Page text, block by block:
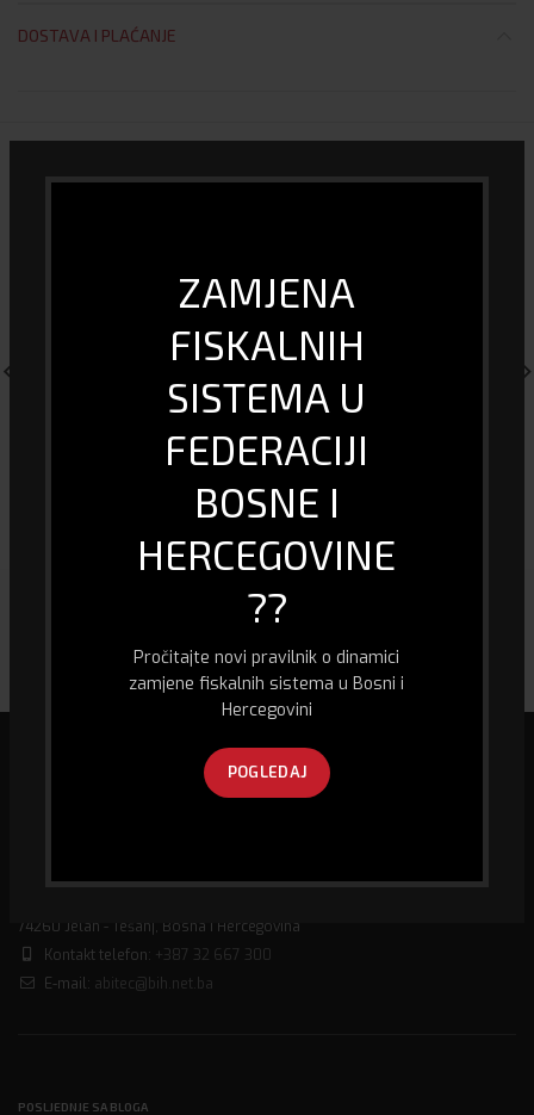
ZAMJENA
FISKALNIH
SISTEMA U
FEDERACIJI
BOSNE I
HERCEGOVINE
??
Pročitajte novi pravilnik o dinamici
zamjene fiskalnih sistema u Bosni i
Hercegovini
POGLEDAJ
DOSTAVA I PLAĆANJE
74260 Jelah - Tešanj, Bosna i Hercegovina
Kontakt telefon: +387 32 667 300
E-mail: abitec@bih.net.ba
POSLJEDNJE SA BLOGA